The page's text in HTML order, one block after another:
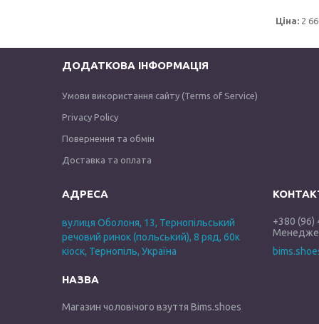
Ціна: 2
ДОДАТКОВА ІНФОРМАЦІЯ
Умови використання сайту (Terms of Service)
Privacy Policy
Повернення та обмін
Доставка та оплата
вулиця Оболоня, 13, Тернопільський
речовий ринок (польський), 8 ряд, 60к
кіоск, Тернопіль, Україна
Магазин чоловічого взуття Bims.shoes
+380 (96)